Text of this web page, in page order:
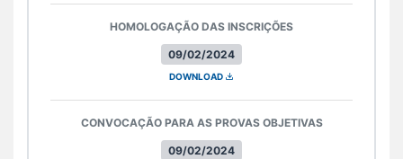
09/02/2024
HOMOLOGAÇÃO DAS INSCRIÇÕES
DOWNLOAD
09/02/2024
CONVOCAÇÃO PARA AS PROVAS OBJETIVAS